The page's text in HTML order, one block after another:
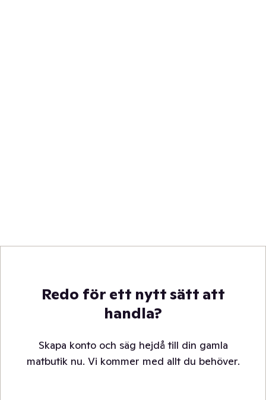
Redo för ett nytt sätt att
handla?
Skapa konto och säg hejdå till din gamla
matbutik nu. Vi kommer med allt du behöver.